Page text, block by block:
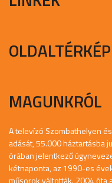
OLDALTÉRKÉP
MAGUNKRÓL
A televízó Szombathelyen
adását, 55.000 háztartásba
órában jelentkező
kétnaponta, az 1990-es
műsorok váltották. 2004 óta